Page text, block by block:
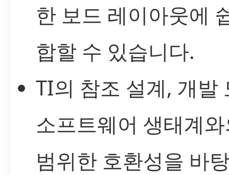
한 보드 레이아웃에
합할 수 있습니다.
TI의 참조 설계, 개발
소프트웨어 생태계
범위한 호환성을 바